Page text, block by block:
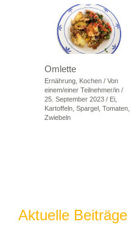
Omlette
Ernährung, Kochen/ Von
einem/einer Teilnehmer/in /
25. September 2023 / Ei,
Kartoffeln, Spargel Tomaten,
Zwiebeln
Aktuelle Beiträge